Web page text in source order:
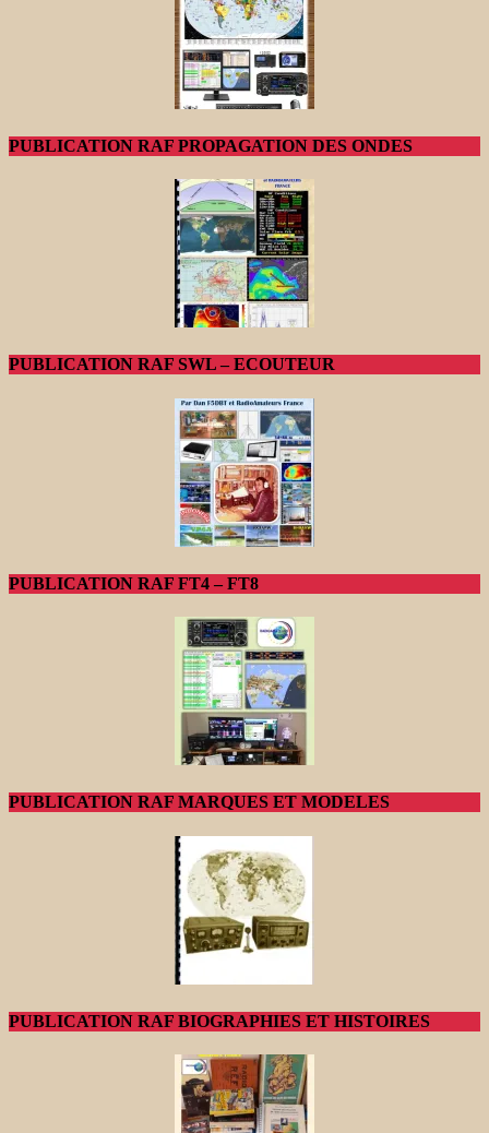
PUBLICATION RAF PROPAGATION DES ONDES
PUBLICATION RAF SWL – ECOUTEUR
PUBLICATION RAF FT4 – FT8
PUBLICATION RAF MARQUES ET MODELES
PUBLICATION RAF BIOGRAPHIES ET HISTOIRES